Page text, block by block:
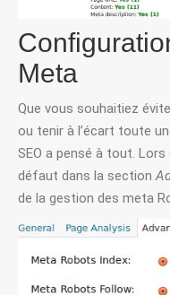
Meta
Que vous souhaitiez
ou tenir à l’écart toute
SEO a pensé à tout.
défaut dans la section
de la gestion des meta